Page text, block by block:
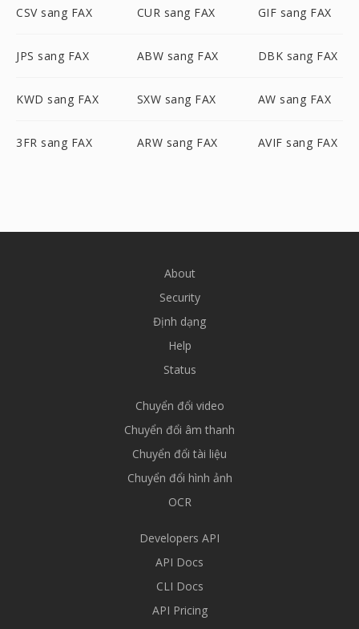
CSV sang FAX CUR sang FAX GIF sang FAX
JPS sang FAX ABW sang FAX DBK sang FAX
KWD sang FAX SXW sang FAX AW sang FAX
3FR sang FAX ARW sang FAX AVIF sang FAX
About
Security
Định dạng
Help
Status
Chuyển đổi video
Chuyển đổi âm thanh
Chuyển đổi tài liệu
Chuyển đổi hình ảnh
OCR
Developers API
API Docs
CLI Docs
API Pricing